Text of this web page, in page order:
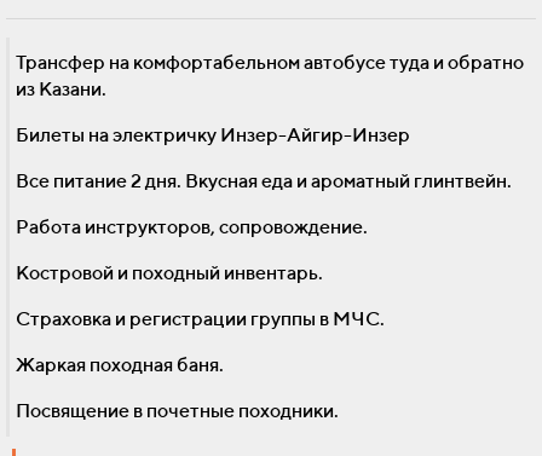
Трансфер на комфортабельном автобусе туда и обратно
из Казани.
Билеты на электричку Инзер-Айгир-Инзер
Все питание 2 дня. Вкусная еда и ароматный глинтвейн.
Работа инструкторов, сопровождение.
Костровой и походный инвентарь.
Страховка и регистрации группы в МЧС.
Жаркая походная баня.
Посвящение в почетные походники.